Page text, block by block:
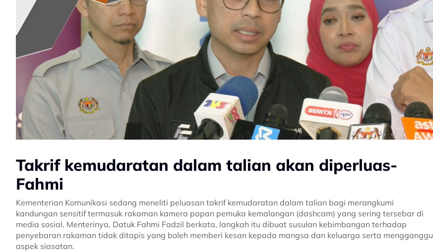
Takrif kemudaratan dalam talian akan diperluas-
Fahmi
Kementerian Komunikasi sedang meneliti peluasan takrif kemudaratan dalam talian bagi merangkumi
kandungan sensitif termasuk rakaman kamera papan pemuka kemalangan (dashcam) yang sering tersebar di
media sosial. Menterinya, Datuk Fahmi Fadzil berkata, langkah itu dibuat susulan kebimbangan terhadap
penyebaran rakaman tidak ditapis yang boleh memberi kesan kepada mangsa dan keluarga serta mengganggu
aspek siasatan.